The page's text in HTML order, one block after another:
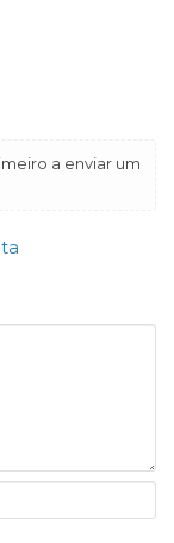
a enviar um